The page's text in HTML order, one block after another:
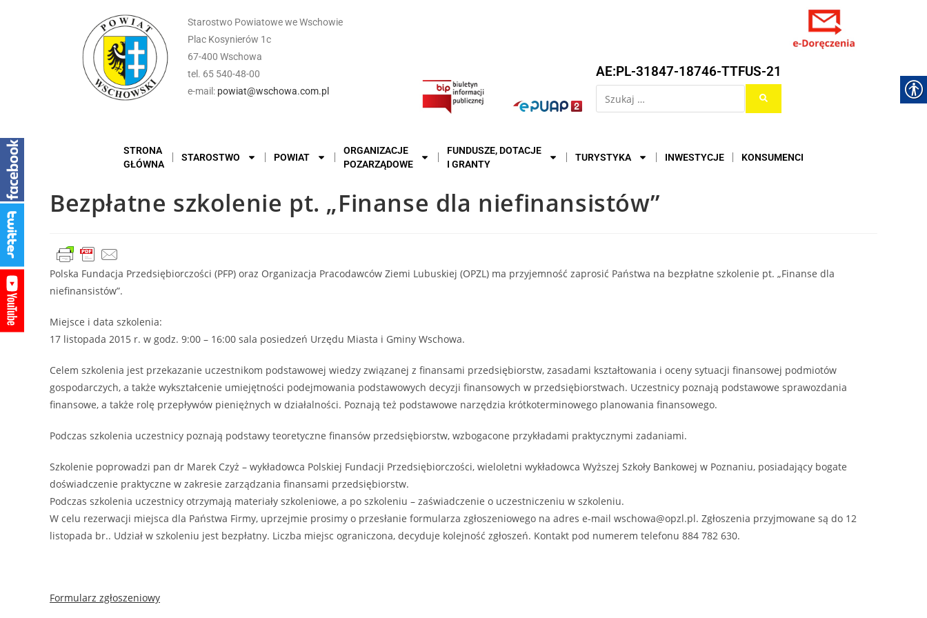
Starostwo Powiatowe we Wschowie
Plac Kosynierów 1c
67-400 Wschowa
tel. 65 540-48-00
e-mail: powiat@wschowa.com.pl
AE:PL-31847-18746-TTFUS-21
STRONA
GŁÓWNA
STAROSTWO POWIAT
ORGANIZACJE
POZARZĄDOWE
FUNDUSZE, DOTACJE
I GRANTY
TURYSTYKA INWESTYCJE KONSUMENCI
Bezpłatne szkolenie pt. „Finanse dla niefinansistów”
Polska Fundacja Przedsiębiorczości (PFP) oraz Organizacja Pracodawców Ziemi Lubuskiej (OPZL) ma przyjemność zaprosić Państwa na bezpłatne szkolenie pt. „Finanse dla
niefinansistów”.
Miejsce i data szkolenia:
17 listopada 2015 r. w godz. 9:00 – 16:00 sala posiedzeń Urzędu Miasta i Gminy Wschowa.
Celem szkolenia jest przekazanie uczestnikom podstawowej wiedzy związanej z finansami przedsiębiorstw, zasadami kształtowania i oceny sytuacji finansowej podmiotów
gospodarczych, a także wykształcenie umiejętności podejmowania podstawowych decyzji finansowych w przedsiębiorstwach. Uczestnicy poznają podstawowe sprawozdania
finansowe, a także rolę przepływów pieniężnych w działalności. Poznają też podstawowe narzędzia krótkoterminowego planowania finansowego.
Podczas szkolenia uczestnicy poznają podstawy teoretyczne finansów przedsiębiorstw, wzbogacone przykładami praktycznymi zadaniami.
Szkolenie poprowadzi pan dr Marek Czyż – wykładowca Polskiej Fundacji Przedsiębiorczości, wieloletni wykładowca Wyższej Szkoły Bankowej w Poznaniu, posiadający bogate
doświadczenie praktyczne w zakresie zarządzania finansami przedsiębiorstw.
Podczas szkolenia uczestnicy otrzymają materiały szkoleniowe, a po szkoleniu – zaświadczenie o uczestniczeniu w szkoleniu.
W celu rezerwacji miejsca dla Państwa Firmy, uprzejmie prosimy o przesłanie formularza zgłoszeniowego na adres e-mail wschowa@opzl.pl. Zgłoszenia przyjmowane są do 12
listopada br.. Udział w szkoleniu jest bezpłatny. Liczba miejsc ograniczona, decyduje kolejność zgłoszeń. Kontakt pod numerem telefonu 884 782 630.
Formularz zgłoszeniowy